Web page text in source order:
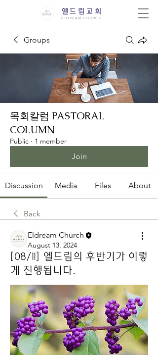
엘드림교회
ELDREAM CHURCH
Groups
목회칼럼 PASTORAL
COLUMN
Public · 1 member
Join
Discussion Media Files About
Back
Eldream Church
August 13, 2024
[08/11] 엘드림의 후반기가 이렇
게 진행됩니다.